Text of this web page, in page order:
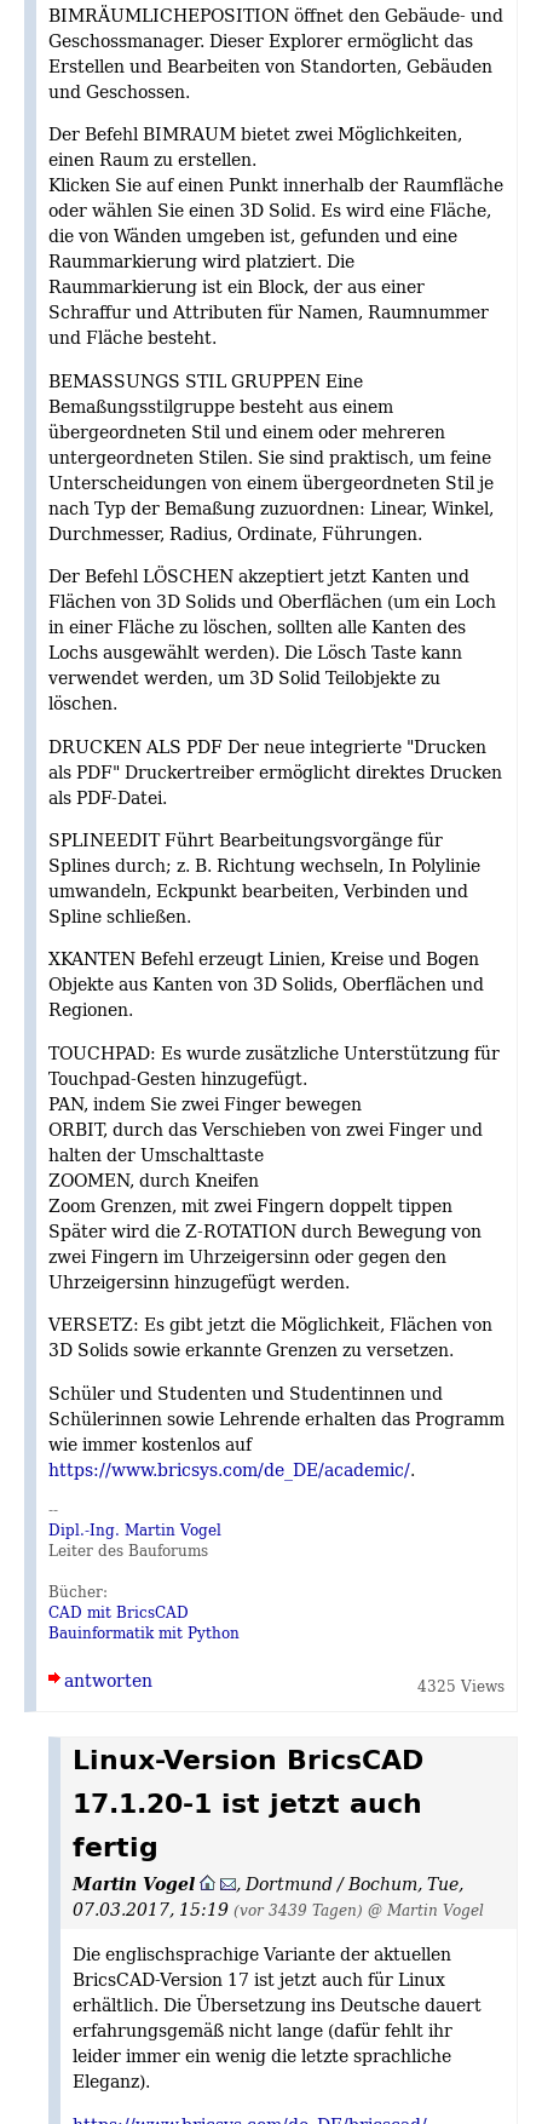
BIMRÄUMLICHEPOSITION öffnet den Gebäude- und
Geschossmanager. Dieser Explorer ermöglicht das
Erstellen und Bearbeiten von Standorten, Gebäuden
und Geschossen.
Der Befehl BIMRAUM bietet zwei Möglichkeiten,
einen Raum zu erstellen.
Klicken Sie auf einen Punkt innerhalb der Raumfläche
oder wählen Sie einen 3D Solid. Es wird eine Fläche,
die von Wänden umgeben ist, gefunden und eine
Raummarkierung wird platziert. Die
Raummarkierung ist ein Block, der aus einer
Schraffur und Attributen für Namen, Raumnummer
und Fläche besteht.
BEMASSUNGS STIL GRUPPEN Eine
Bemaßungsstilgruppe besteht aus einem
übergeordneten Stil und einem oder mehreren
untergeordneten Stilen. Sie sind praktisch, um feine
Unterscheidungen von einem übergeordneten Stil je
nach Typ der Bemaßung zuzuordnen: Linear, Winkel,
Durchmesser, Radius, Ordinate, Führungen.
Der Befehl LÖSCHEN akzeptiert jetzt Kanten und
Flächen von 3D Solids und Oberflächen (um ein Loch
in einer Fläche zu löschen, sollten alle Kanten des
Lochs ausgewählt werden). Die Lösch Taste kann
verwendet werden, um 3D Solid Teilobjekte zu
löschen.
DRUCKEN ALS PDF Der neue integrierte "Drucken
als PDF" Druckertreiber ermöglicht direktes Drucken
als PDF-Datei.
SPLINEEDIT Führt Bearbeitungsvorgänge für
Splines durch; z. B. Richtung wechseln, In Polylinie
umwandeln, Eckpunkt bearbeiten, Verbinden und
Spline schließen.
XKANTEN Befehl erzeugt Linien, Kreise und Bogen
Objekte aus Kanten von 3D Solids, Oberflächen und
Regionen.
TOUCHPAD: Es wurde zusätzliche Unterstützung für
Touchpad-Gesten hinzugefügt.
PAN, indem Sie zwei Finger bewegen
ORBIT, durch das Verschieben von zwei Finger und
halten der Umschalttaste
ZOOMEN, durch Kneifen
Zoom Grenzen, mit zwei Fingern doppelt tippen
Später wird die Z-ROTATION durch Bewegung von
zwei Fingern im Uhrzeigersinn oder gegen den
Uhrzeigersinn hinzugefügt werden.
VERSETZ: Es gibt jetzt die Möglichkeit, Flächen von
3D Solids sowie erkannte Grenzen zu versetzen.
Schüler und Studenten und Studentinnen und
Schülerinnen sowie Lehrende erhalten das Programm
wie immer kostenlos auf
https://www.bricsys.com/de_DE/academic/.
--
Dipl.-Ing. Martin Vogel
Leiter des Bauforums
Bücher:
CAD mit BricsCAD
Bauinformatik mit Python
antworten 4325 Views
Linux-Version BricsCAD
17.1.20-1 ist jetzt auch
fertig
Martin Vogel ,Dortmund / Bochum,Tue,
07.03.2017, 15:19 (vor 3439 Tagen) @ Martin Vogel
Die englischsprachige Variante der aktuellen
BricsCAD-Version 17 ist jetzt auch für Linux
erhältlich. Die Übersetzung ins Deutsche dauert
erfahrungsgemäß nicht lange (dafür fehlt ihr
leider immer ein wenig die letzte sprachliche
Eleganz).